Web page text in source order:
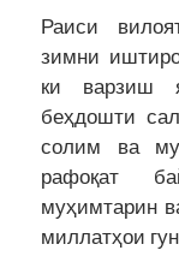
Раиси
зимни
ки варзиш
беҳдошти
солим ва
рафоқат
муҳимтарин
миллатҳои